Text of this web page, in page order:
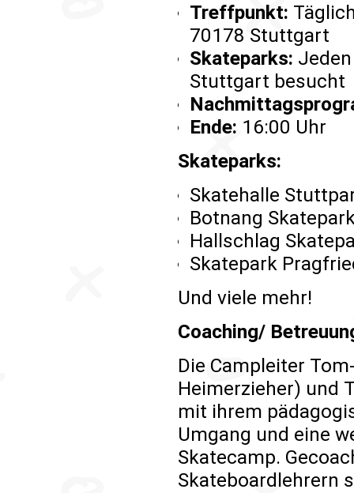
Treffpunkt:
70178 Stuttgart
Skateparks:
Stuttgart besucht
Ende: 16:00 Uhr
Skateparks:
Skatehalle
Botnang
Hallschlag
Skatepark
Und viele mehr!
Coaching/
Die Campleiter
Heimerzieher) und
mit ihrem
Umgang und eine
Skatecamp.
Skateboardlehrern